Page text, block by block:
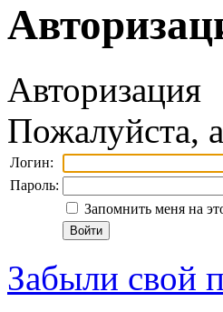
Авторизация
Пожалуйста,
Логин:
Пароль:
Запомнить меня на
Забыли свой